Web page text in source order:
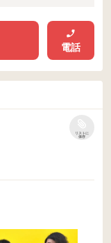
電話
リストに
保存